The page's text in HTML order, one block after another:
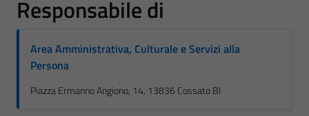
Responsabile di
Area Amministrativa, Culturale e Servizi alla
Persona
Piazza Ermanno Angiono, 14, 13836 Cossato BI